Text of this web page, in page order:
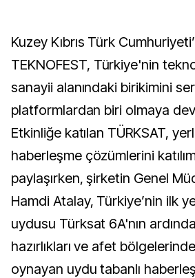
Kuzey Kıbrıs Türk Cumhuriyeti’nde düzenlenen
TEKNOFEST, Türkiye'nin
sanayii alanındaki birikimini
platformlardan biri olmaya
Etkinliğe katılan TÜRKSAT,
haberleşme çözümlerini
paylaşırken, şirketin Genel
Hamdi Atalay, Türkiye’nin ilk
uydusu Türksat 6A'nın
hazırlıkları ve afet
oynayan uydu tabanlı